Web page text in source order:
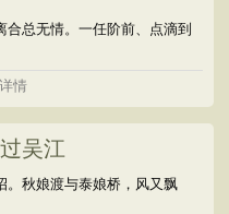
总无情。一任阶前、点滴到
情
吴江
。秋娘渡与泰娘桥，风又飘